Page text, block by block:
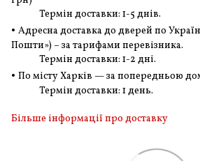
Термін доставки: 1-5 днів.
• Адресна доставка до дверей по
Пошти») – за тарифами перевізника.
Термін доставки: 1-2 дні.
• По місту Харків — за попередньою
Термін доставки: 1 день.
Більше інформації про доставку